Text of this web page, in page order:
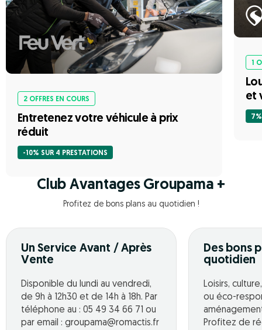
2 OFFRES EN COURS
Entretenez votre véhicule à prix
réduit
-10% SUR 4 PRESTATIONS
1
et
7%
Club Avantages Groupama +
Profitez de bons plans au quotidien !
Un Service Avant / Après
Vente
Disponible du lundi au vendredi,
de 9h à 12h30 et de 14h à 18h. Par
téléphone au : 05 49 34 66 71 ou
par email : groupama@romactis.fr
Des bons
quotidien
Loisirs,
ou éco-
Profitez de